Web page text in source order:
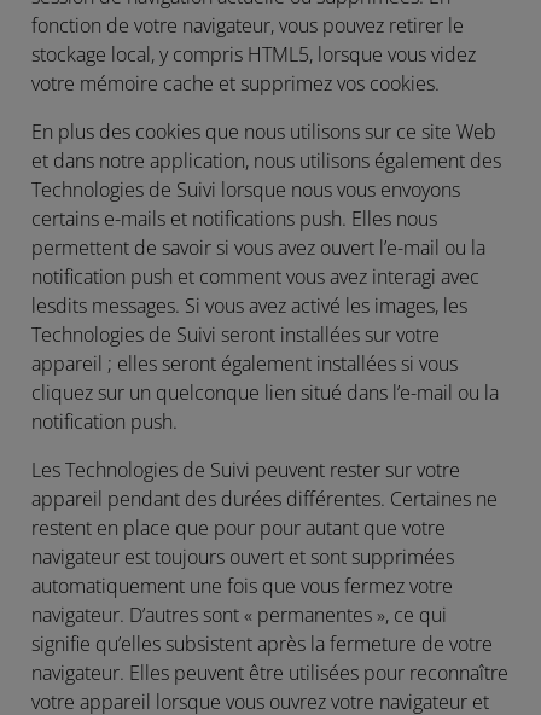
fonction de votre navigateur, vous pouvez retirer le
stockage local, y compris HTML5, lorsque vous videz
votre mémoire cache et supprimez vos cookies.
En plus des cookies que nous utilisons sur ce site Web
et dans notre application, nous utilisons également des
Technologies de Suivi lorsque nous vous envoyons
certains e-mails et notifications push. Elles nous
permettent de savoir si vous avez ouvert l’e-mail ou la
notification push et comment vous avez interagi avec
lesdits messages. Si vous avez activé les images, les
Technologies de Suivi seront installées sur votre
appareil ; elles seront également installées si vous
cliquez sur un quelconque lien situé dans l’e-mail ou la
notification push.
Les Technologies de Suivi peuvent rester sur votre
appareil pendant des durées différentes. Certaines ne
restent en place que pour pour autant que votre
navigateur est toujours ouvert et sont supprimées
automatiquement une fois que vous fermez votre
navigateur. D’autres sont « permanentes », ce qui
signifie qu’elles subsistent après la fermeture de votre
navigateur. Elles peuvent être utilisées pour reconnaître
votre appareil lorsque vous ouvrez votre navigateur et